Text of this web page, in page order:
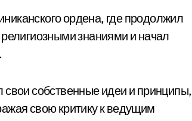
ордена, где продолжил
знаниями и начал
собственные идеи и принципы,
свою критику к ведущим